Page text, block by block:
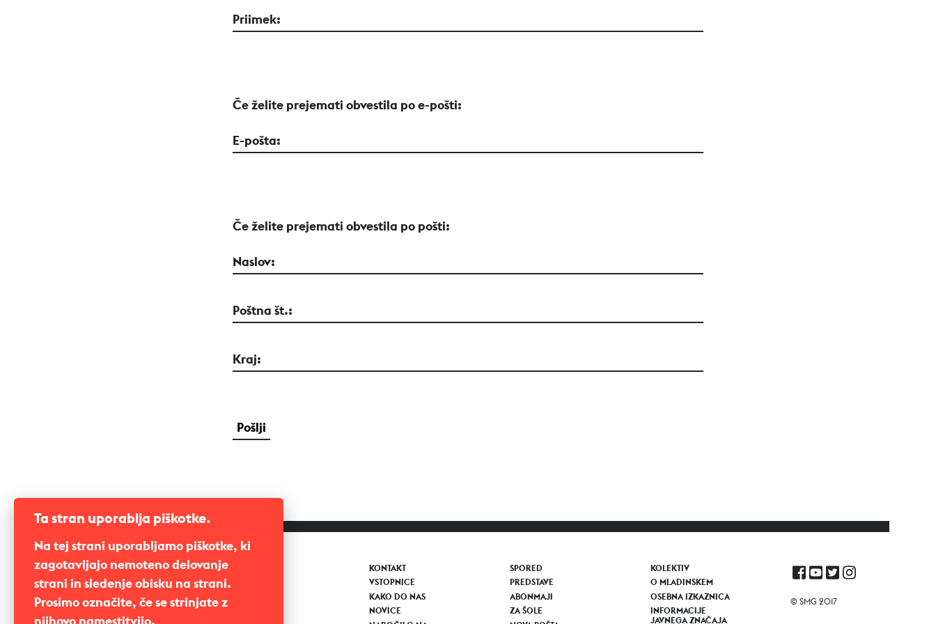
Priimek:
Če želite prejemati obvestila po e-pošti:
E-pošta:
Če želite prejemati obvestila po pošti:
Naslov:
Poštna št.:
Kraj:
KONTAKT
VSTOPNICE
KAKO DO NAS
NOVICE
SPORED
PREDSTAVE
ABONMAJI
ZA ŠOLE
KOLEKTIV
O MLADINSKEM
OSEBNA IZKAZNICA
INFORMACIJE
JAVNEGA ZNAČAJA
© SMG 2017
Ta stran uporablja piškotke.
Na tej strani uporabljamo piškotke, ki
zagotavljajo nemoteno delovanje
strani in sledenje obisku na strani.
Prosimo označite, če se strinjate z